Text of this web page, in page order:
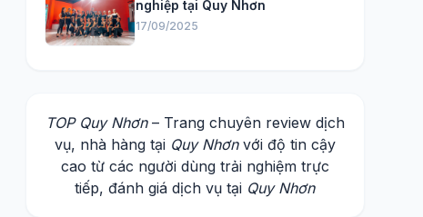
nghiệp tại Quy Nhơn
17/09/2025
TOP Quy Nhơn– Trang chuyên review dịch
vụ, nhà hàng tại Quy Nhơnvới độ tin cậy
cao từ các người dùng trải nghiệm trực
tiếp, đánh giá dịch vụ tại Quy Nhơn